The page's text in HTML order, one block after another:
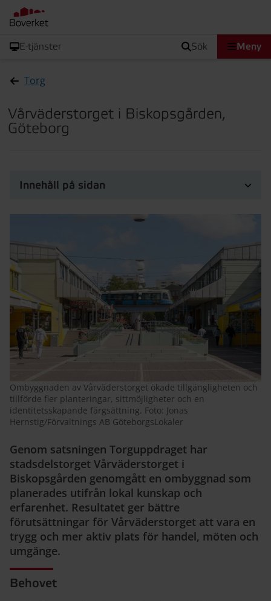
E-tjänster sök Meny
Torg
Vårväderstorget i Biskopsgården,
Göteborg
Innehåll på sidan
Ombyggnaden av Vårväderstorget ökade tillgängligheten och
tillförde fler planteringar, sittmöjligheter och en
identitetsskapande färgsättning. Foto: Jonas
Hernstig/Förvaltnings AB GöteborgsLokaler
Genom satsningen Torguppdraget har
stadsdelstorget Vårväderstorget i
Biskopsgården genomgått en ombyggnad som
planerades utifrån lokal kunskap och
erfarenhet. Resultatet ger bättre
förutsättningar för Vårväderstorget att vara en
trygg och mer aktiv plats för handel, möten och
umgänge.
Behovet